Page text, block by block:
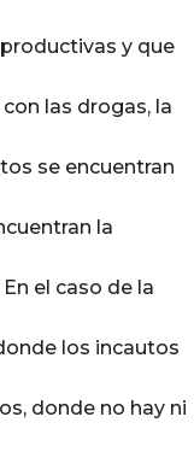
y que
las drogas, la
se encuentran
la
el caso de la
los incautos
donde no hay ni